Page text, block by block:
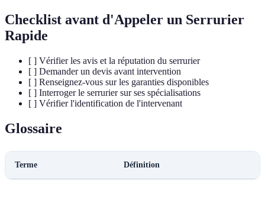
Checklist avant d'Appeler un Serrurier
Rapide
[ ] Vérifier les avis et la réputation du serrurier
[ ] Demander un devis avant intervention
[ ] Renseignez-vous sur les garanties disponibles
[ ] Interroger le serrurier sur ses spécialisations
[ ] Vérifier l'identification de l'intervenant
Glossaire
Terme Définition